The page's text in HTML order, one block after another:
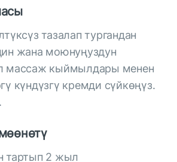
тазалап тургандан
жана моюнуңуздун
массаж кыймылдары менен
күндүзгү кремди сүйкөңүз.
тартып 2 жыл